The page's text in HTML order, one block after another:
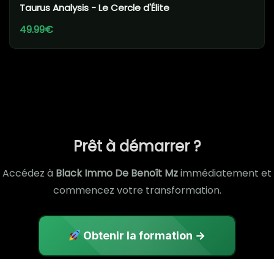
Taurus Analysis - Le Cercle d'Élite
49.99€
Prêt à démarrer ?
Accédez à Black Immo De Benoît Mzimmédiatement et
commencez votre transformation.
Obtenir la formation →